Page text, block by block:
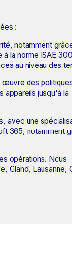
:
notamment
la norme ISAE
au niveau des
œuvre des
appareils jusqu'à la
avec une
365, notamment
opérations. Nous
Gland, Lausanne,